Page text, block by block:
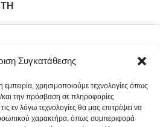
Συγκατάθεσης
εμπειρία, χρησιμοποιούμε τεχνολογίες όπως
την πρόσβαση σε πληροφορίες
εν λόγω τεχνολογίες θα μας επιτρέψει να
χαρακτήρα, όπως συμπεριφορά
κουμπί 'Συμφωνώ' για να